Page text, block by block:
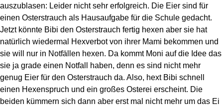
auszublasen: Leider nicht sehr erfolgreich. Die Eier sind für
einen Osterstrauch als Hausaufgabe für die Schule gedacht.
Jetzt könnte Bibi den Osterstrauch fertig hexen aber sie hat
natürlich wiedermal Hexverbot von ihrer Mami bekommen und
sie will nur in Notfällen hexen. Da kommt Moni auf die Idee das
sie ja grade einen Notfall haben, denn es sind nicht mehr
genug Eier für den Osterstrauch da. Also, hext Bibi schnell
einen Hexenspruch und ein großes Osterei erscheint. Die
beiden kümmern sich dann aber erst mal nicht mehr um das Ei